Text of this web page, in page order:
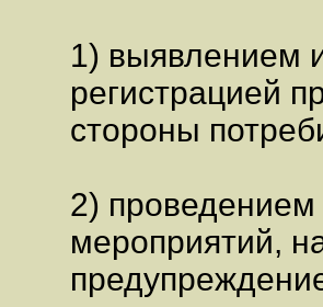
1) выявлением
регистрацией
стороны
2) проведением
мероприятий,